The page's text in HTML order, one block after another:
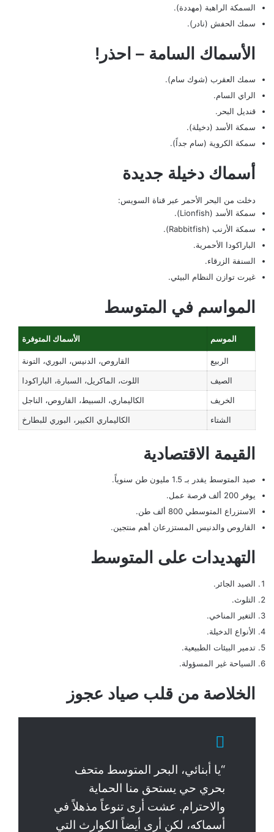
السمكة الراهبة (مهددة).
سمك الحفش (نادر).
الأسماك السامة – احذر!
سمك العقرب (شوك سام).
الراي السام.
قنديل البحر.
سمكة الأسد (دخيلة).
سمكة الكروية (سام جداً).
أسماك دخيلة جديدة
دخلت من البحر الأحمر عبر قناة السويس:
سمكة الأسد (Lionfish).
سمكة الأرنب (Rabbitfish).
الباراكودا الأحمرية.
السنفة الزرقاء.
غيرت توازن النظام البيئي.
المواسم في المتوسط
الموسم الأسماك المتوفرة
الربيع
القاروص، الدنيس، البوري، التونة
الصيف
اللوت، الماكريل، السبارة، الباراكودا
الخريف
الكاليماري، السبيط، القاروص، الناجل
الشتاء
الكاليماري الكبير، البوري للبطارخ
القيمة الاقتصادية
صيد المتوسط يقدر بـ 1.5 مليون طن سنوياً.
يوفر 200 ألف فرصة عمل.
الاستزراع المتوسطي 800 ألف طن.
القاروص والدنيس المستزرعان أهم منتجين.
التهديدات على المتوسط
الصيد الجائر.
التلوث.
التغير المناخي.
الأنواع الدخيلة.
تدمير البيئات الطبيعية.
السياحة غير المسؤولة.
الخلاصة من قلب صياد عجوز
“يا أبنائي، البحر المتوسط متحف
بحري حي يستحق منا الحماية
والاحترام. عشت أرى تنوعاً مذهلاً في
أسماكه، لكن أرى أيضاً الكوارث التي